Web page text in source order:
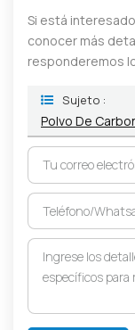
Si está
conocer más
responderemos
Sujeto :
Polvo De